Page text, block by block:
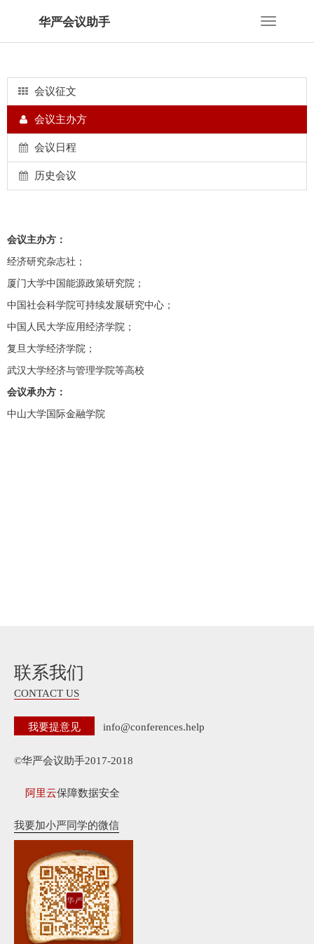
Toggle
华严会议助手
会议征文
会议主办方
会议日程
历史会议
会议主办方：
经济研究杂志社；
厦门大学中国能源政策研究院；
中国社会科学院可持续发展研究中心；
中国人民大学应用经济学院；
复旦大学经济学院；
武汉大学经济与管理学院等高校
会议承办方：
中山大学国际金融学院
联系我们
CONTACT US
我要提意见 info@conferences.help
©华严会议助手2017-2018
阿里云保障数据安全
我要加小严同学的微信